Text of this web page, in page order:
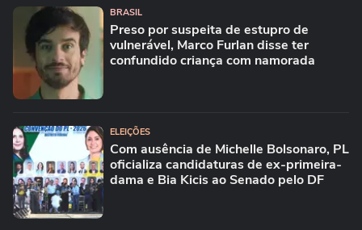
BRASIL
Preso por suspeita de estupro de
vulnerável, Marco Furlan disse ter
confundido criança com namorada
ELEIÇÕES
Com ausência de Michelle Bolsonaro, PL
oficializa candidaturas de ex-primeira-
dama e Bia Kicis ao Senado pelo DF